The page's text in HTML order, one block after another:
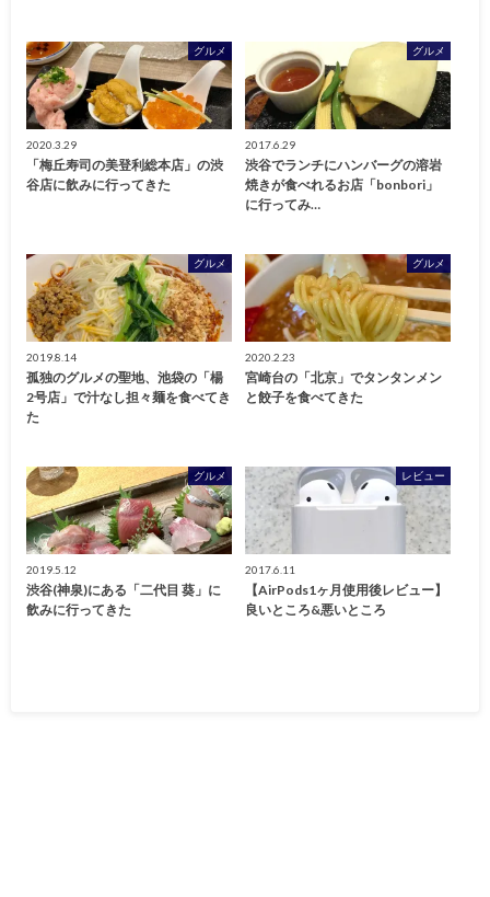
グルメ
2020.3.29
「梅丘寿司の美登利総本店」の渋
谷店に飲みに行ってきた
グルメ
2017.6.29
渋谷でランチにハンバーグの溶岩
焼きが食べれるお店「bonbori」
に行ってみ…
グルメ
2019.8.14
孤独のグルメの聖地、池袋の「楊
2号店」で汁なし担々麺を食べてき
た
グルメ
2020.2.23
宮崎台の「北京」でタンタンメン
と餃子を食べてきた
グルメ
2019.5.12
渋谷(神泉)にある「二代目 葵」に
飲みに行ってきた
レビュー
2017.6.11
【AirPods1ヶ月使用後レビュー】
良いところ&悪いところ